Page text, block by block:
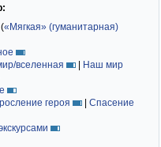
(«Мягкая» (гуманитарная)
вселенная | Наш мир
героя | Спасение